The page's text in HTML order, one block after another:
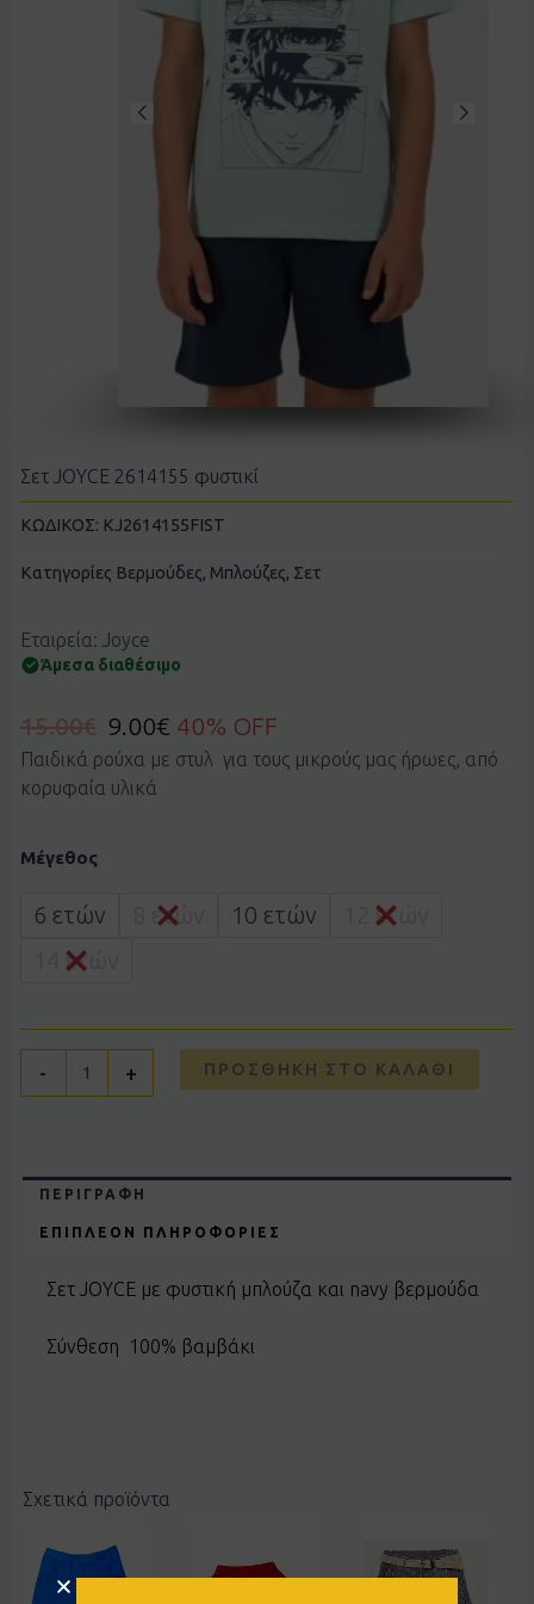
Σετ JOYCE 2614155 φυστικί
ΚΩΔΙΚΟΣ: KJ2614155FIST
Κατηγορίες Βερμούδες, Μπλούζες, Σετ
Εταιρεία: Joyce
Άμεσα διαθέσιμο
15.00€ 9.00€ 40% OFF
Παιδικά ρούχα με στυλ για τους μικρούς μας ήρωες, από
κορυφαία υλικά
Μέγεθος
6 ετών 8 ετών 10 ετών
12 ετών
14 ετών
-
JOYCE
φυστικί
ποσότητα
+ ΠΡΟΣΘΉΚΗ ΣΤΟ ΚΑΛΆΘΙ
ΠΕΡΙΓΡΑΦΉ
ΕΠΙΠΛΈΟΝ ΠΛΗΡΟΦΟΡΊΕΣ
Σετ JOYCE με φυστική μπλούζα και navy βερμούδα
Σύνθεση 100% βαμβάκι
Σχετικά προϊόντα